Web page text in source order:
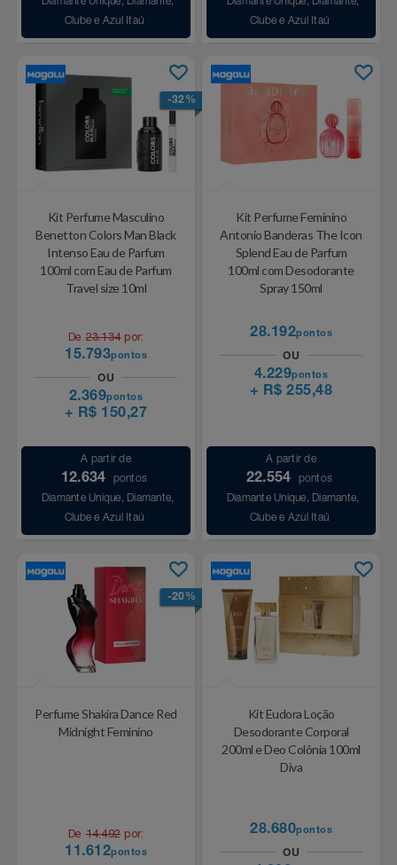
Clube e Azul Itaú
Clube e Azul Itaú
-32%
Kit Perfume Masculino
Benetton Colors Man Black
Intenso Eau de Parfum
100ml com Eau de Parfum
Travel size 10ml
De23.134por:
15.793pontos
OU
2.369pontos
+ R$ 150,27
A partir de
12.634
pontos
Diamante Unique, Diamante,
Clube e Azul Itaú
Kit Perfume Feminino
Antonio Banderas The Icon
Splend Eau de Parfum
100ml com Desodorante
Spray 150ml
28.192pontos
OU
4.229pontos
+ R$ 255,48
A partir de
22.554
pontos
Diamante Unique, Diamante,
Clube e Azul Itaú
-20%
Perfume Shakira Dance Red
Midnight Feminino
De14.492 por:
11.612pontos
Kit Eudora Loção
Desodorante Corporal
200ml e Deo Colônia 100ml
Diva
28.680pontos
OU